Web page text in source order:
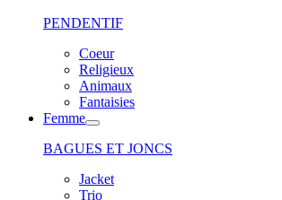
PENDENTIF
Coeur
Religieux
Animaux
Fantaisies
Femme
BAGUES ET JONCS
Jacket
Trio